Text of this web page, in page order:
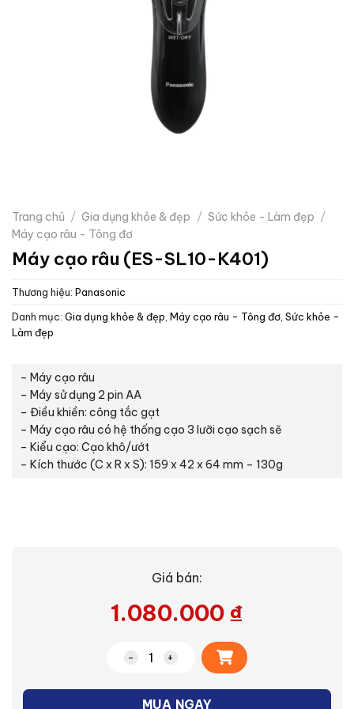
Trang chủ / Gia dụng khỏe & đẹp / Sức khỏe - Làm đẹp /
Máy cạo râu - Tông đơ
Máy cạo râu (ES-SL10-K401)
Thương hiệu: Panasonic
Danh mục: Gia dụng khỏe & đẹp, Máy cạo râu - Tông đơ, Sức khỏe -
Làm đẹp
– Máy cạo râu
– Máy sử dụng 2 pin AA
– Điều khiền: công tắc gạt
– Máy cạo râu có hệ thống cạo 3 lưỡi cạo sạch sẽ
– Kiểu cạo: Cạo khô/ướt
– Kích thước (C x R x S): 159 x 42 x 64 mm – 130g
Giá bán:
1.080.000 ₫
Máy cạo râu (ES-SL10-K401) số lượng
MUA NGAY
Alternative: